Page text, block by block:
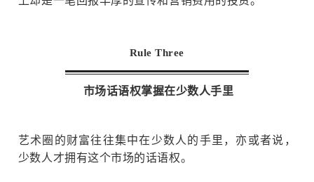
Rule Three
市场话语权掌握在少数人手里
艺术圈的财富往往集中在少数人的手里，亦或者说，
少数人才拥有这个市场的话语权。